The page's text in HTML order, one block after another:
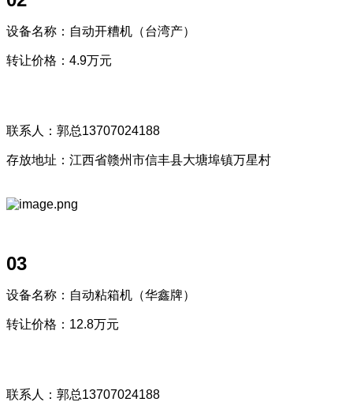
设备名称：自动开糟机（台湾产）
转让价格：4.9万元
联系人：郭总13707024188
存放地址：江西省赣州市信丰县大塘埠镇万星村
03
设备名称：自动粘箱机（华鑫牌）
转让价格：12.8万元
联系人：郭总13707024188